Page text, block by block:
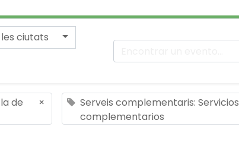
ciutats
de
×
Serveis complementaris: Servicios
complementarios